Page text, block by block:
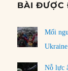
BÀI ĐƯỢC
Mối
Ukraine
Nỗ lực